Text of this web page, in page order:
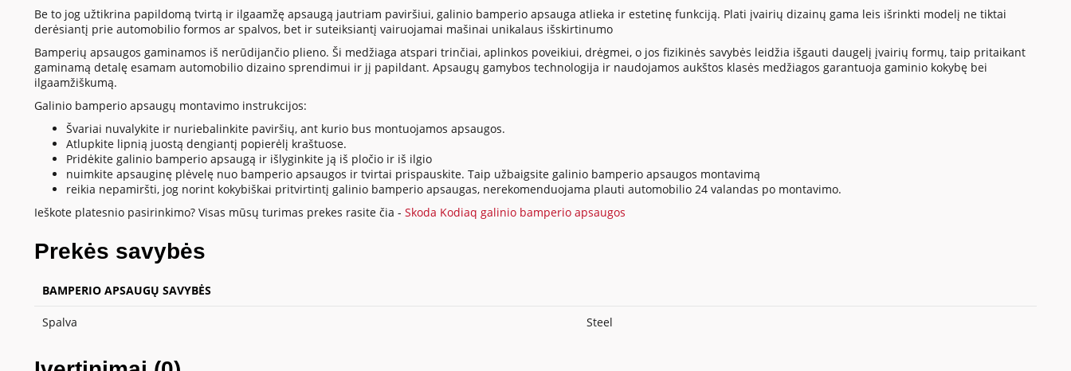
Be to jog užtikrina papildomą tvirtą ir ilgaamžę apsaugą jautriam paviršiui, galinio bamperio apsauga atlieka ir estetinę funkciją. Plati įvairių dizainų gama leis išrinkti modelį ne tiktai
derėsiantį prie automobilio formos ar spalvos, bet ir suteiksiantį vairuojamai mašinai unikalaus išskirtinumo
Bamperių apsaugos gaminamos iš nerūdijančio plieno. Ši medžiaga atspari trinčiai, aplinkos poveikiui, drėgmei, o jos fizikinės savybės leidžia išgauti daugelį įvairių formų, taip pritaikant
gaminamą detalę esamam automobilio dizaino sprendimui ir jį papildant. Apsaugų gamybos technologija ir naudojamos aukštos klasės medžiagos garantuoja gaminio kokybę bei
ilgaamžiškumą.
Galinio bamperio apsaugų montavimo instrukcijos:
Švariai nuvalykite ir nuriebalinkite paviršių, ant kurio bus montuojamos apsaugos.
Atlupkite lipnią juostą dengiantį popierėlį kraštuose.
Pridėkite galinio bamperio apsaugą ir išlyginkite ją iš pločio ir iš ilgio
nuimkite apsauginę plėvelę nuo bamperio apsaugos ir tvirtai prispauskite. Taip užbaigsite galinio bamperio apsaugos montavimą
reikia nepamiršti, jog norint kokybiškai pritvirtintį galinio bamperio apsaugas, nerekomenduojama plauti automobilio 24 valandas po montavimo.
Ieškote platesnio pasirinkimo? Visas mūsų turimas prekes rasite čia - Skoda Kodiaq galinio bamperio apsaugos
Prekės savybės
BAMPERIO APSAUGŲ SAVYBĖS
Spalva Steel